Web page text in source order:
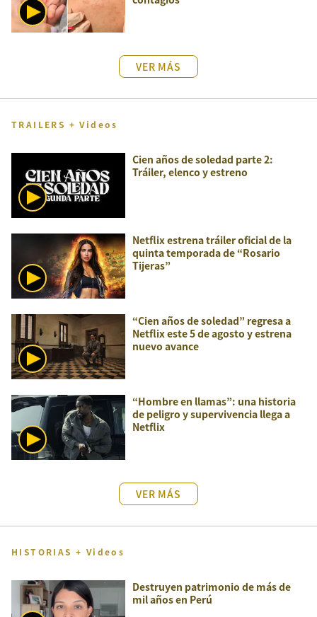
VER MÁS
TRAILERS + Videos
Cien años de soledad parte 2:
Tráiler, elenco y estreno
Netflix estrena tráiler oficial de la
quinta temporada de “Rosario
Tijeras”
“Cien años de soledad” regresa a
Netflix este 5 de agosto y estrena
nuevo avance
“Hombre en llamas”: una historia
de peligro y supervivencia llega a
Netflix
VER MÁS
HISTORIAS + Videos
Destruyen patrimonio de más de
mil años en Perú